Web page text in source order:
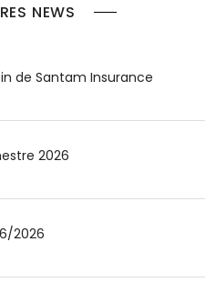
NEWS
de Santam Insurance
2026
2026